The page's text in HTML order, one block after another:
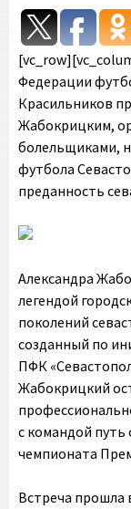
Федерации
Красильников
Жабокрицким,
болельщиками,
футбола
преданность
Александра
легендой
поколений
созданный по
ПФК
Жабокрицкий
с командой
чемпионата
Встреча прошла